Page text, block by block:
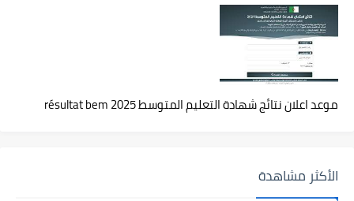
موعد اعلان نتائج شهادة التعليم المتوسط 2025 résultat bem
الأكثر مشاهدة